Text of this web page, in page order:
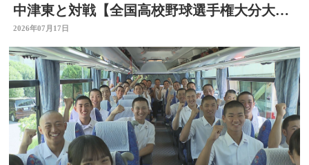
中津東と対戦【全国高校野球選手権大分大
会】
2026年07月17日